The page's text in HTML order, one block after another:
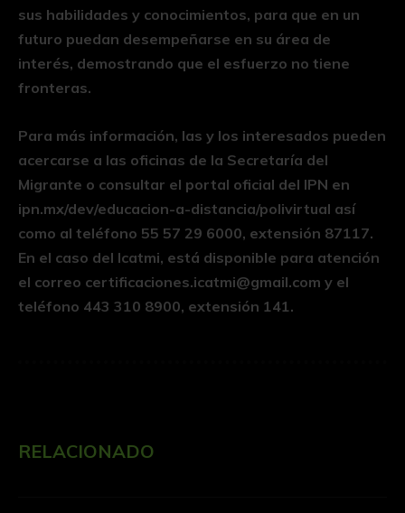
sus habilidades y conocimientos, para que en un
futuro puedan desempeñarse en su área de
interés, demostrando que el esfuerzo no tiene
fronteras.
Para más información, las y los interesados pueden
acercarse a las oficinas de la Secretaría del
Migrante o consultar el portal oficial del IPN en
ipn.mx/dev/educacion-a-distancia/polivirtual así
como al teléfono 55 57 29 6000, extensión 87117.
En el caso del Icatmi, está disponible para atención
el correo certificaciones.icatmi@gmail.com y el
teléfono 443 310 8900, extensión 141.
RELACIONADO